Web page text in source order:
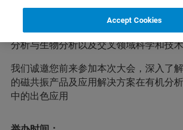
析与生物分析及相关研究领域的新成就
临的机遇和挑战进行深入探讨，从而进
分析与生物分析以及交叉领域科学和技
我们诚邀您前来参加本次大会，深入了
的磁共振产品及应用解决方案在有机分
中的出色应用
Accept Cookies